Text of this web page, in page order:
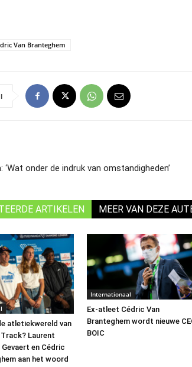
Van Branteghem
‘Wat onder de indruk van omstandigheden’
ARTIKELEN MEER VAN DEZE
atletiekwereld van
Laurent
Gevaert en Cédric
aan het woord
Internationaal
Ex-atleet Cédric Van
Branteghem wordt nieuwe
BOIC